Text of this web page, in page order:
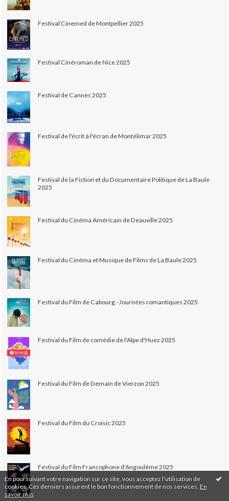
En poursuivant votre navigation sur ce site, vous acceptez l'utilisation de
cookies. Ces derniers assurent le bon fonctionnement de nos services. En
savoir plus
Festival Cinemed de Montpellier 2025
Festival Cinéroman de Nice 2025
Festival de Cannes 2025
Festival de l'écrit à l'écran de Montélimar 2025
Festival de la Fiction et du Documentaire Politique de La Baule
2025
Festival du Cinéma Américain de Deauville 2025
Festival du Cinéma et Musique de Films de La Baule 2025
Festival du Film de Cabourg - Journées romantiques 2025
Festival du Film de comédie de l'Alpe d'Huez 2025
Festival du Film de Demain de Vierzon 2025
Festival du Film du Croisic 2025
Festival du Film Francophone d'Angoulême 2025